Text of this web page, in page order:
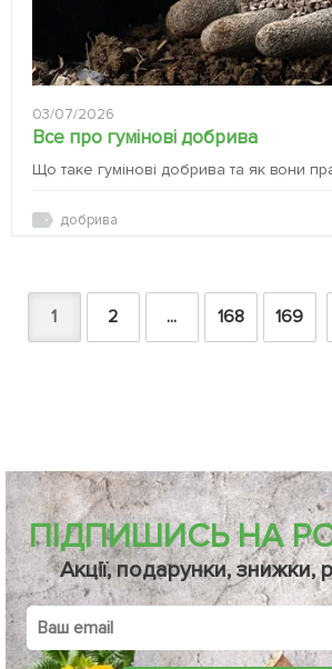
03/07/2026
Все про гумінові добрива
Що таке гумінові добрива та як вони
добрива
1 2 ... 168 169
ПІДПИШИСЬ НА
Акції, подарунки,